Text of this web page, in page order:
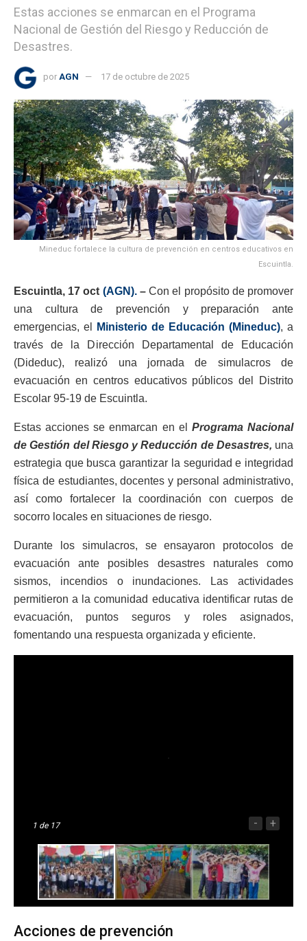
Estas acciones se enmarcan en el Programa
Nacional de Gestión del Riesgo y Reducción de
Desastres.
por AGN 17 de octubre de 2025
Mineduc fortalece la cultura de prevención en centros educativos en
Escuintla.
Escuintla, 17 oct (AGN).–Con el propósito de promover
una cultura de prevención y preparación ante
emergencias, el
Ministerio de Educación (Mineduc), a
través de la Dirección Departamental de Educación
(Dideduc), realizó una jornada de simulacros de
evacuación en centros educativos públicos del Distrito
Escolar 95-19 de Escuintla.
Estas acciones se enmarcan en el Programa Nacional
de Gestión del Riesgo y Reducción de Desastres, una
estrategia que busca garantizar la seguridad e integridad
física de estudiantes, docentes y personal administrativo,
así como fortalecer la coordinación con cuerpos de
socorro locales en situaciones de riesgo.
Durante los simulacros, se ensayaron protocolos de
evacuación ante posibles desastres naturales como
sismos, incendios o inundaciones. Las actividades
permitieron a la comunidad educativa identificar rutas de
evacuación, puntos seguros y roles asignados,
fomentando una respuesta organizada y eficiente.
1 de 17 - +
Acciones de prevención